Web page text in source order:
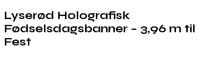
Lyserød Holografisk
Fødselsdagsbanner – 3,96 m til
Fest